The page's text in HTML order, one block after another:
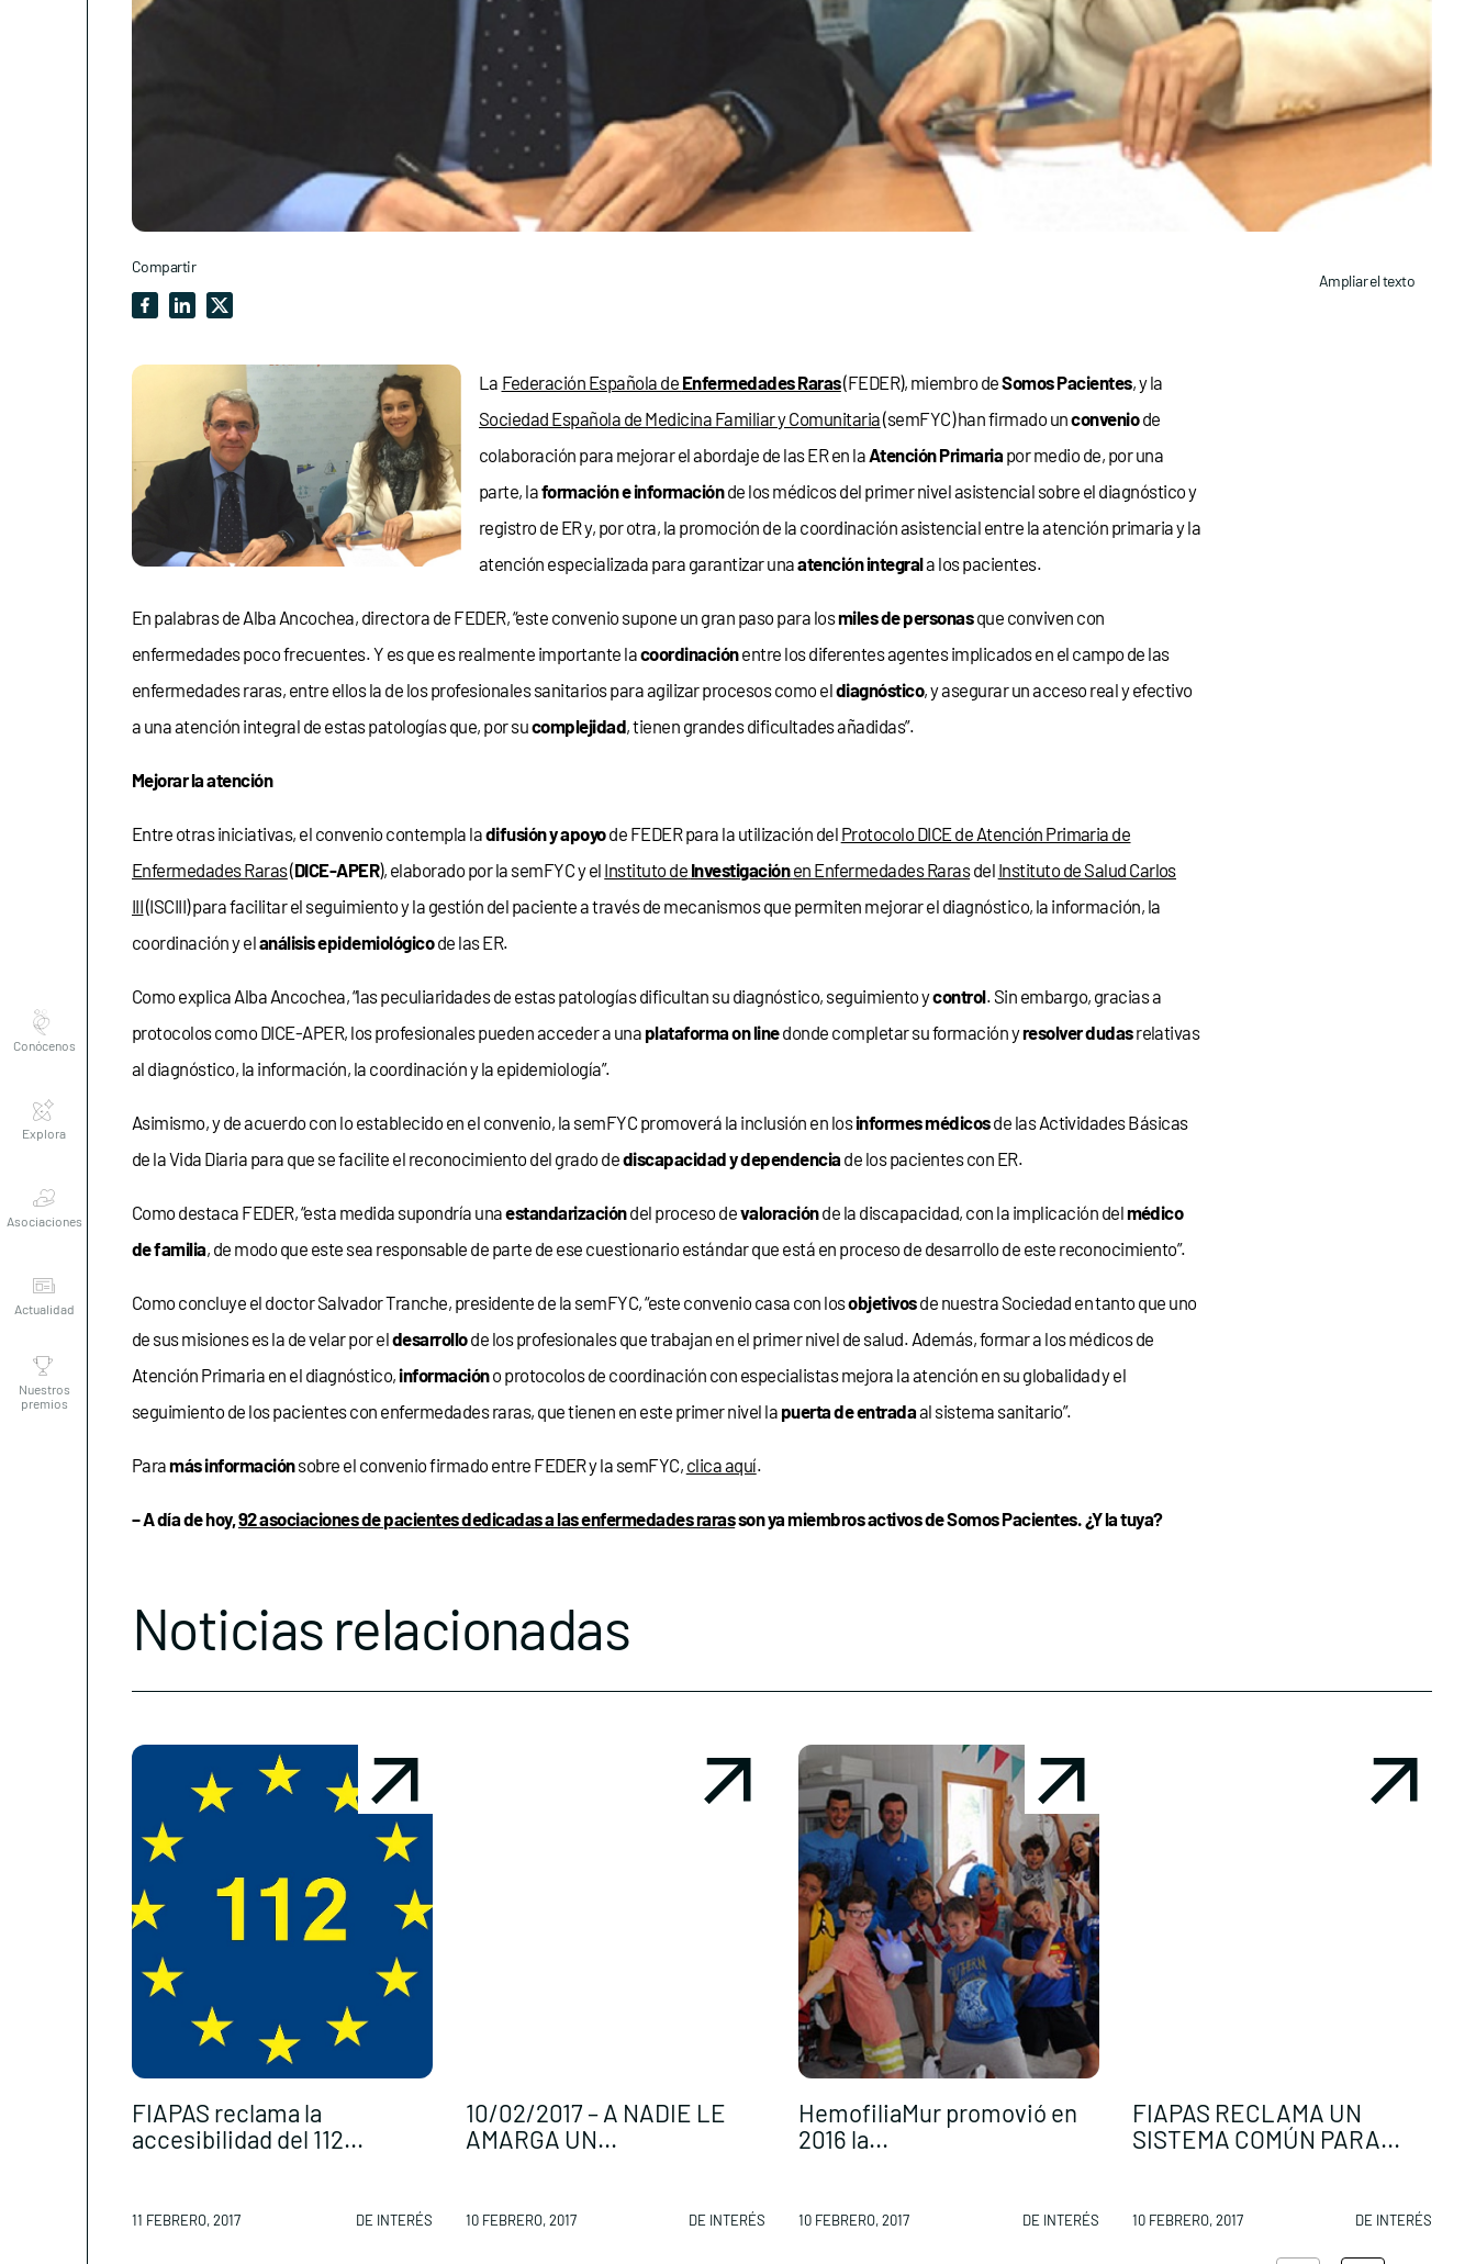
premios
Compartir
Ampliar el texto
La Federación Española de Enfermedades Raras(FEDER), miembro deSomos Pacientes, y la
Sociedad Española de Medicina Familiar y Comunitaria(semFYC) han firmado unconveniode
colaboración para mejorar el abordaje de las ER en la Atención Primaria por medio de, por una
parte, laformación e informaciónde los médicos del primer nivel asistencial sobre el diagnóstico y
registro de ER y, por otra, la promoción de la coordinación asistencial entre la atención primaria y la
atención especializada para garantizar unaatención integrala los pacientes.
En palabras de Alba Ancochea, directora de FEDER, “este convenio supone un gran paso para losmiles de personasque conviven con
enfermedades poco frecuentes. Y es que es realmente importante lacoordinaciónentre los diferentes agentes implicados en el campo de las
enfermedades raras, entre ellos la de los profesionales sanitarios para agilizar procesos como eldiagnóstico, y asegurar un acceso real y efectivo
a una atención integral de estas patologías que, por sucomplejidad, tienen grandes dificultades añadidas”.
Mejorar la atención
Entre otras iniciativas, el convenio contempla ladifusión y apoyode FEDER para la utilización del Protocolo DICE de Atención Primaria de
Enfermedades Raras(DICE-APER), elaborado por la semFYC y el Instituto de Investigaciónen Enfermedades Rarasdel Instituto de Salud Carlos
III(ISCIII) para facilitar el seguimiento y la gestión del paciente a través de mecanismos que permiten mejorar el diagnóstico, la información, la
coordinación y elanálisis epidemiológicode las ER.
Como explica Alba Ancochea, “las peculiaridades de estas patologías dificultan su diagnóstico, seguimiento ycontrol. Sin embargo, gracias a
protocolos como DICE-APER, los profesionales pueden acceder a una plataforma on linedonde completar su formación yresolver dudasrelativas
al diagnóstico, la información, la coordinación y la epidemiología”.
Asimismo, y de acuerdo con lo establecido en el convenio, la semFYC promoverá la inclusión en losinformes médicosde las Actividades Básicas
de la Vida Diaria para que se facilite el reconocimiento del grado dediscapacidad y dependencia de los pacientes con ER.
Como destaca FEDER, “esta medida supondría unaestandarizacióndel proceso devaloraciónde la discapacidad, con la implicación delmédico
de familia, de modo que este sea responsable de parte de ese cuestionario estándar que está en proceso de desarrollo de este reconocimiento”.
Como concluye el doctor Salvador Tranche, presidente de la semFYC, “este convenio casa con losobjetivosde nuestra Sociedad en tanto que uno
de sus misiones es la de velar por eldesarrollode los profesionales que trabajan en el primer nivel de salud. Además, formar a los médicos de
Atención Primaria en el diagnóstico, informacióno protocolos de coordinación con especialistas mejora la atención en su globalidad y el
seguimiento de los pacientes con enfermedades raras, que tienen en este primer nivel la puerta de entradaal sistema sanitario”.
Paramás informaciónsobre el convenio firmado entre FEDER y la semFYC, clica aquí.
– A día de hoy, 92 asociaciones de pacientes dedicadas a las enfermedades rarasson ya miembros activos de Somos Pacientes. ¿Y la tuya?
Noticias relacionadas
FIAPAS reclama la
accesibilidad del 112...
11 FEBRERO, 2017 DE INTERÉS
10/02/2017 – A NADIE LE
AMARGA UN...
10 FEBRERO, 2017 DE INTERÉS
HemofiliaMur promovió en
2016 la...
10 FEBRERO, 2017 DE INTERÉS
FIAPAS RECLAMA UN
SISTEMA COMÚN PARA...
10 FEBRERO, 2017 DE INTERÉS